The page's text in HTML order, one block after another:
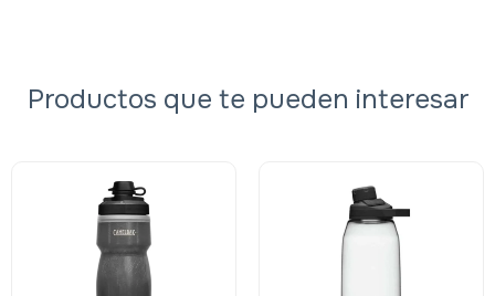
Productos que te pueden interesar